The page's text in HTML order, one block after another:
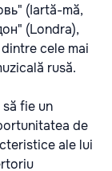
(Iartă-mă,
(Londra),
cele mai
rusă.
fie un
de
ale lui